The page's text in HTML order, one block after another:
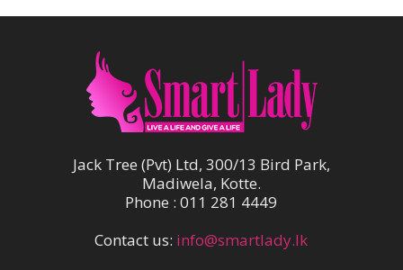
Jack Tree (Pvt) Ltd, 300/13 Bird Park,
Madiwela, Kotte.
Phone : 011 281 4449
Contact us: info@smartlady.lk